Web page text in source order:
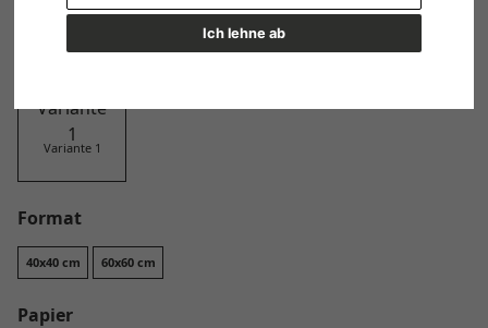
Ich lehne ab
Design
Variante 1
Format
40x40 cm 60x60 cm
Papier